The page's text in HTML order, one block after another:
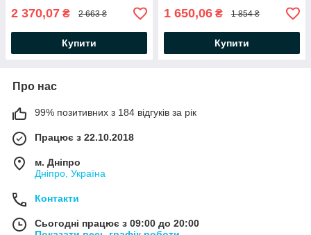
2 370,07 ₴ 2 663 ₴
Купити
1 650,06 ₴ 1 854 ₴
Купити
Про нас
99% позитивних з 184 відгуків за рік
Працює з 22.10.2018
м. Дніпро
Дніпро, Україна
Контакти
Сьогодні працює з 09:00 до 20:00